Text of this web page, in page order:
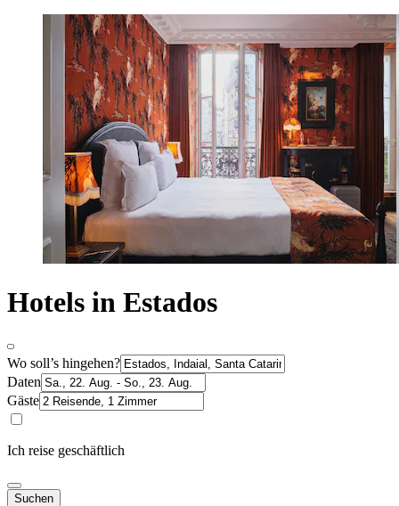
Hotels in Estados
Wo soll’s hingehen?
Daten
Gäste
Ich reise geschäftlich
Suchen